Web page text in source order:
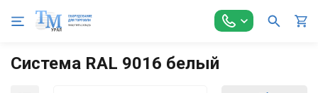
Главная Торговое оборудование Модульные системы
Система RAL 9016 белый